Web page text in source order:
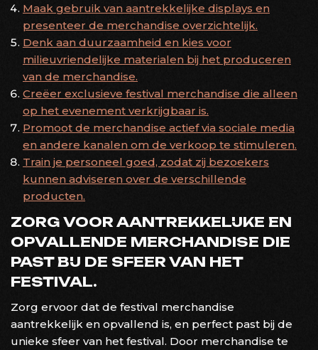
Maak gebruik van aantrekkelijke displays en
presenteer de merchandise overzichtelijk.
Denk aan duurzaamheid en kies voor
milieuvriendelijke materialen bij het produceren
van de merchandise.
Creëer exclusieve festival merchandise die alleen
op het evenement verkrijgbaar is.
Promoot de merchandise actief via sociale media
en andere kanalen om de verkoop te stimuleren.
Train je personeel goed, zodat zij bezoekers
kunnen adviseren over de verschillende
producten.
ZORG VOOR AANTREKKELIJKE EN
OPVALLENDE MERCHANDISE DIE
PAST BIJ DE SFEER VAN HET
FESTIVAL.
Zorg ervoor dat de festival merchandise
aantrekkelijk en opvallend is, en perfect past bij de
unieke sfeer van het festival. Door merchandise te